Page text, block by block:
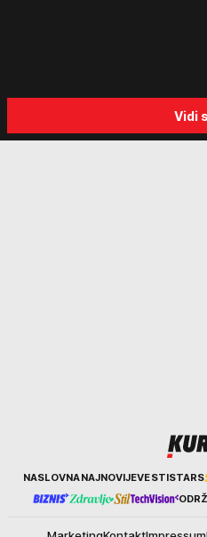
Vidi
KurirNASLOVNANAJNOVIJEVESTISTARS